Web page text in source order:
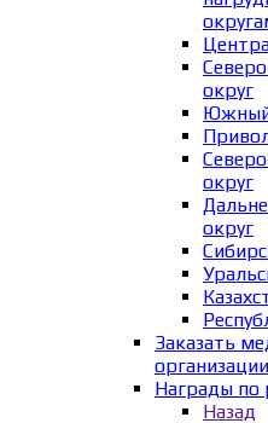
округ
Южный
округ
округ
Заказать
организации
Награды по
Назад